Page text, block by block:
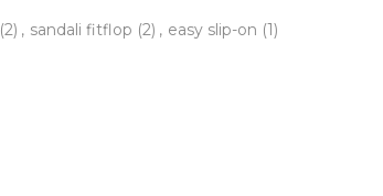
(2) , sandali fitflop (2) , easy slip-on (1)